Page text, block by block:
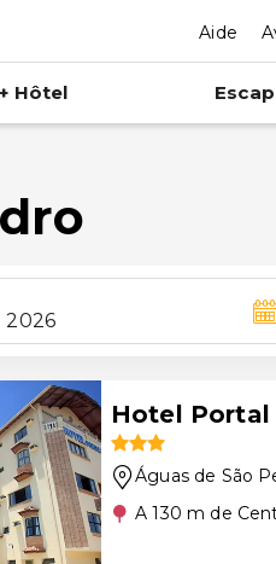
Aide
Hôtel
2026
Hotel Portal
Águas de São
A 130 m de